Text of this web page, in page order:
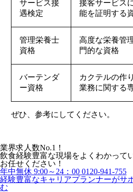
サービス接
遇検定
接客サービス
能を証明する
管理栄養士
資格
高度な栄養管
門的な資格
バーテンダ
ー資格
カクテルの作
業務に関する
ぜひ、参考にしてください。
業界求人数No.1！
飲食経験豊富な現場をよくわかって
お任せください！
年中無休 9:00～24：00 0120-941-755
経験豊富なキャリアプランナーがサ
む